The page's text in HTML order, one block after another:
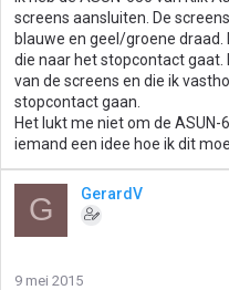
screens aansluiten. De
blauwe en geel/groene
die naar het stopcontact gaat.
van de screens en die ik
stopcontact gaan.
Het lukt me niet om de
iemand een idee hoe ik dit
G GerardV
9 mei 2015